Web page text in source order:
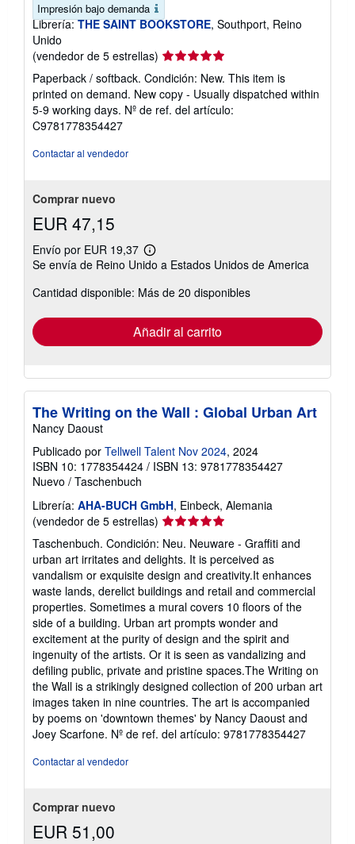
Impresión bajo demanda
Librería: THE SAINT BOOKSTORE, Southport, Reino
Unido
(vendedor de 5 estrellas) Calificación
del
vendedor:
5
de
Paperback / softback. Condición: New. This item is
printed on demand. New copy - Usually dispatched within
5-9 working days. Nº de ref. del artículo:
C9781778354427
Contactar al vendedor
Comprar nuevo
EUR 47,15
Envío por EUR 19,37
Más
información
las
envío
Se envía de Reino Unido a Estados Unidos de America
Cantidad disponible: Más de 20 disponibles
Añadir al carrito
The Writing on the Wall : Global Urban Art
Nancy Daoust
Publicado por Tellwell Talent Nov 2024, 2024
ISBN 10: 1778354424 / ISBN 13: 9781778354427
Nuevo / Taschenbuch
Librería: AHA-BUCH GmbH, Einbeck, Alemania
(vendedor de 5 estrellas) Calificación
del
vendedor:
5
de
5
estrellas
Taschenbuch. Condición: Neu. Neuware - Graffiti and
urban art irritates and delights. It is perceived as
vandalism or exquisite design and creativity.It enhances
waste lands, derelict buildings and retail and commercial
properties. Sometimes a mural covers 10 floors of the
side of a building. Urban art prompts wonder and
excitement at the purity of design and the spirit and
ingenuity of the artists. Or it is seen as vandalizing and
defiling public, private and pristine spaces.The Writing on
the Wall is a strikingly designed collection of 200 urban art
images taken in nine countries. The art is accompanied
by poems on 'downtown themes' by Nancy Daoust and
Joey Scarfone. Nº de ref. del artículo: 9781778354427
Contactar al vendedor
Comprar nuevo
EUR 51,00